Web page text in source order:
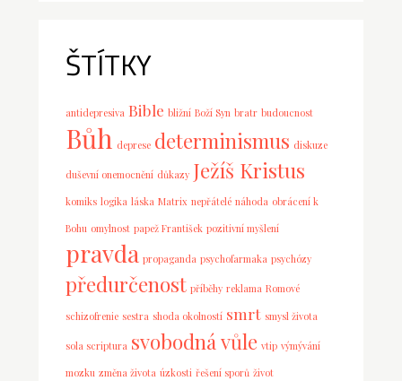
ŠTÍTKY
antidepresiva Bible bližní Boží Syn bratr budoucnost
Bůh deprese determinismus diskuze
duševní onemocnění důkazy Ježíš Kristus
komiks logika láska Matrix nepřátelé náhoda obrácení k
Bohu omylnost papež František pozitivní myšlení
pravda propaganda psychofarmaka psychózy
předurčenost příběhy reklama Romové
schizofrenie sestra shoda okolností smrt smysl života
sola scriptura svobodná vůle vtip výmývání
mozku změna života úzkosti řešení sporů život